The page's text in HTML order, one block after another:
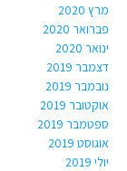
מרץ 2020
פברואר 2020
ינואר 2020
דצמבר 2019
נובמבר 2019
אוקטובר 2019
ספטמבר 2019
אוגוסט 2019
יולי 2019